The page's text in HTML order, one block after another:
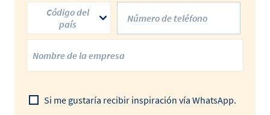
Código del
país
Si me gustaría recibir inspiración vía WhatsApp.